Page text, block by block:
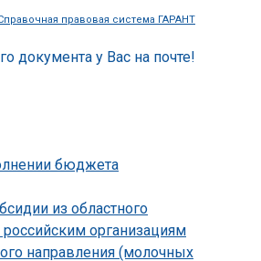
правовая система ГАРАНТ
бюджета
из областного
организациям
направления (молочных